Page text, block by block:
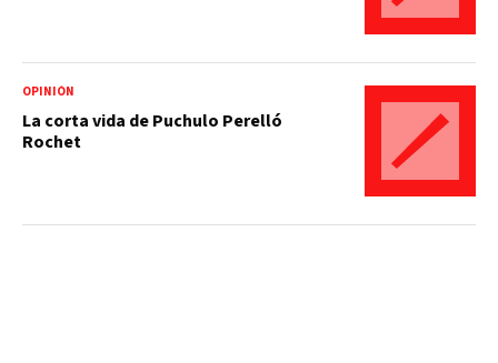
OPINIÓN
La corta vida de Puchulo Perelló
Rochet